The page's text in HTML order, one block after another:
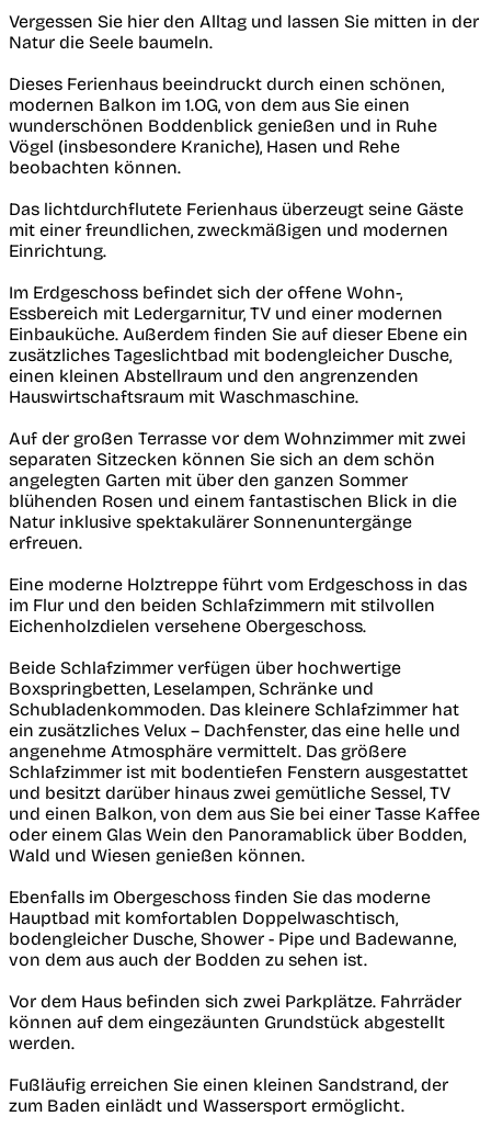
Vergessen Sie hier den Alltag und lassen Sie mitten in der
Natur die Seele baumeln.
Dieses Ferienhaus beeindruckt durch einen schönen,
modernen Balkon im 1.OG, von dem aus Sie einen
wunderschönen Boddenblick genießen und in Ruhe
Vögel (insbesondere Kraniche), Hasen und Rehe
beobachten können.
Das lichtdurchflutete Ferienhaus überzeugt seine Gäste
mit einer freundlichen, zweckmäßigen und modernen
Einrichtung.
Im Erdgeschoss befindet sich der offene Wohn-,
Essbereich mit Ledergarnitur, TV und einer modernen
Einbauküche. Außerdem finden Sie auf dieser Ebene ein
zusätzliches Tageslichtbad mit bodengleicher Dusche,
einen kleinen Abstellraum und den angrenzenden
Hauswirtschaftsraum mit Waschmaschine.
Auf der großen Terrasse vor dem Wohnzimmer mit zwei
separaten Sitzecken können Sie sich an dem schön
angelegten Garten mit über den ganzen Sommer
blühenden Rosen und einem fantastischen Blick in die
Natur inklusive spektakulärer Sonnenuntergänge
erfreuen.
Eine moderne Holztreppe führt vom Erdgeschoss in das
im Flur und den beiden Schlafzimmern mit stilvollen
Eichenholzdielen versehene Obergeschoss.
Beide Schlafzimmer verfügen über hochwertige
Boxspringbetten, Leselampen, Schränke und
Schubladenkommoden. Das kleinere Schlafzimmer hat
ein zusätzliches Velux – Dachfenster, das eine helle und
angenehme Atmosphäre vermittelt. Das größere
Schlafzimmer ist mit bodentiefen Fenstern ausgestattet
und besitzt darüber hinaus zwei gemütliche Sessel, TV
und einen Balkon, von dem aus Sie bei einer Tasse Kaffee
oder einem Glas Wein den Panoramablick über Bodden,
Wald und Wiesen genießen können.
Ebenfalls im Obergeschoss finden Sie das moderne
Hauptbad mit komfortablen Doppelwaschtisch,
bodengleicher Dusche, Shower - Pipe und Badewanne,
von dem aus auch der Bodden zu sehen ist.
Vor dem Haus befinden sich zwei Parkplätze. Fahrräder
können auf dem eingezäunten Grundstück abgestellt
werden.
Fußläufig erreichen Sie einen kleinen Sandstrand, der
zum Baden einlädt und Wassersport ermöglicht.